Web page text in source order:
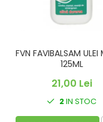
FVN FAVIBALSAM ULEI
125ML
21,00 Lei
2IN STOC